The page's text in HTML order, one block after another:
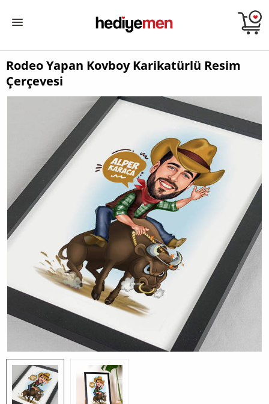
Rodeo Yapan Kovboy Karikatürlü Resim
Çerçevesi